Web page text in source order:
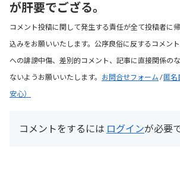
が肝要でござる。
コメント投稿に関して発生する責任が全て投稿者に
込みをお願いいたします。公序良俗に反するコメン
への誹謗中傷、差別的コメント、記事に直接関係の
ないようお願いいたします。 お問合せフォーム /匿名
安心）
コメントをするには ログインが必要で